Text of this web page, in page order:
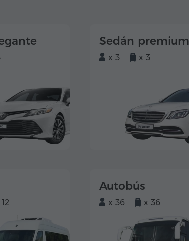
Sedán premium
x 3 x 3
Autobús
x 36 x 36